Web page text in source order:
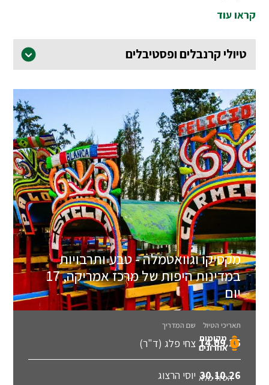
קראו עוד
טיולי קרנבלים ופסטיבלים
מקסיקו וגוואטמלה - טבע ותרבויות
במדינות היפות של מרכז אמריקה, 17
יום
תאריכי הטיול שם המדריך
14.09.26 צחי פלג (ד"ר) מקומות
אחרונים
30.10.26 יוסי הרצוג הטיול מלא